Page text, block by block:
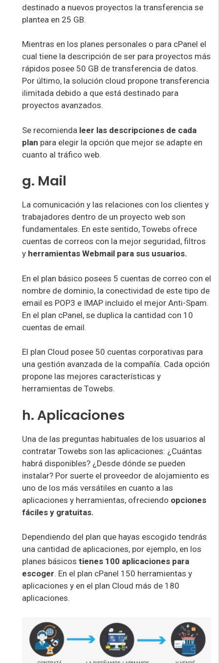
destinado a nuevos proyectos la transferencia se
plantea en 25 GB.
Mientras en los planes personales o para cPanel el
cual tiene la descripción de ser para proyectos más
rápidos posee 50 GB de transferencia de datos.
Por último, la solución cloud propone transferencia
ilimitada debido a que está destinado para
proyectos avanzados.
Se recomienda leer las descripciones de cada
plan para elegir la opción que mejor se adapte en
cuanto al tráfico web.
g. Mail
La comunicación y las relaciones con los clientes y
trabajadores dentro de un proyecto web son
fundamentales. En este sentido, Towebs ofrece
cuentas de correos con la mejor seguridad, filtros
y herramientas Webmail para sus usuarios.
En el plan básico posees 5 cuentas de correo con el
nombre de dominio, la conectividad de este tipo de
email es POP3 e IMAP incluido el mejor Anti-Spam.
En el plan cPanel, se duplica la cantidad con 10
cuentas de email.
El plan Cloud posee 50 cuentas corporativas para
una gestión avanzada de la compañía. Cada opción
propone las mejores características y
herramientas de Towebs.
h. Aplicaciones
Una de las preguntas habituales de los usuarios al
contratar Towebs son las aplicaciones: ¿Cuántas
habrá disponibles? ¿Desde dónde se pueden
instalar? Por suerte el proveedor de alojamiento es
uno de los más versátiles en cuanto a las
aplicaciones y herramientas, ofreciendo opciones
fáciles y gratuitas.
Dependiendo del plan que hayas escogido tendrás
una cantidad de aplicaciones, por ejemplo, en los
planes básicos tienes 100 aplicaciones para
escoger. En el plan cPanel 150 herramientas y
aplicaciones y en el plan Cloud más de 180
aplicaciones.